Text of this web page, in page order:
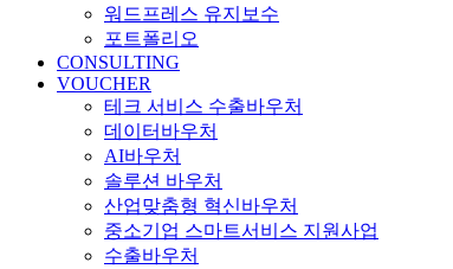
워드프레스 유지보수
포트폴리오
CONSULTING
VOUCHER
테크 서비스 수출바우처
데이터바우처
AI바우처
솔루션 바우처
산업맞춤형 혁신바우처
중소기업 스마트서비스 지원사업
수출바우처